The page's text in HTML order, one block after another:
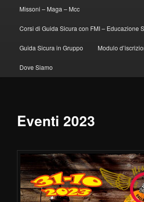
Missoni – Maga – Mcc
Corsi di Guida Sicura con FMI – Educazione
Guida Sicura in Gruppo Modulo
Dove Siamo
Eventi 2023